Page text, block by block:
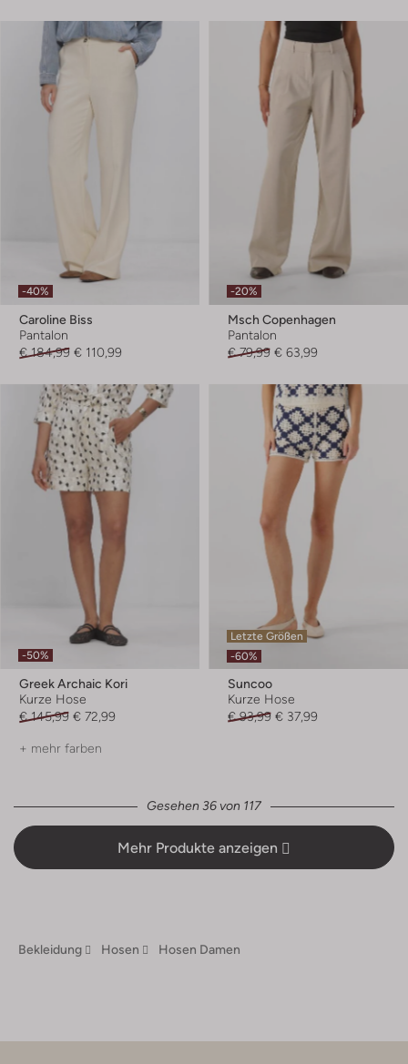
-40%
Caroline Biss
Pantalon
€ 184,99 € 110,99
-20%
Msch Copenhagen
Pantalon
€ 79,99 € 63,99
-50%
Greek Archaic Kori
Kurze Hose
€ 145,99 € 72,99
+ mehr farben
Letzte Größen
-60%
Suncoo
Kurze Hose
€ 93,99 € 37,99
Gesehen 36 von 117
Mehr Produkte anzeigen
Bekleidung Hosen Hosen Damen